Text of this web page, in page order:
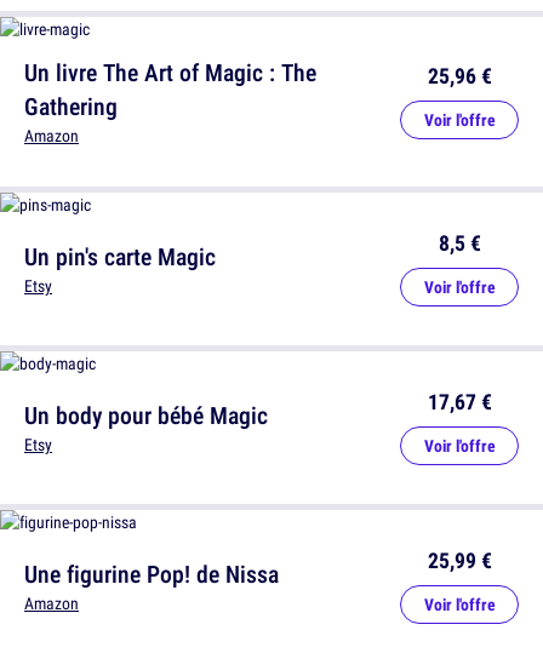
Un livre The Art of Magic : The
Gathering
Amazon
25,96 €
Voir l'offre
Un body pour bébé Magic
Etsy
17,67 €
Voir l'offre
Un pin's carte Magic
Etsy
8,5 €
Voir l'offre
Une figurine Pop! de Nissa
Amazon
25,99 €
Voir l'offre